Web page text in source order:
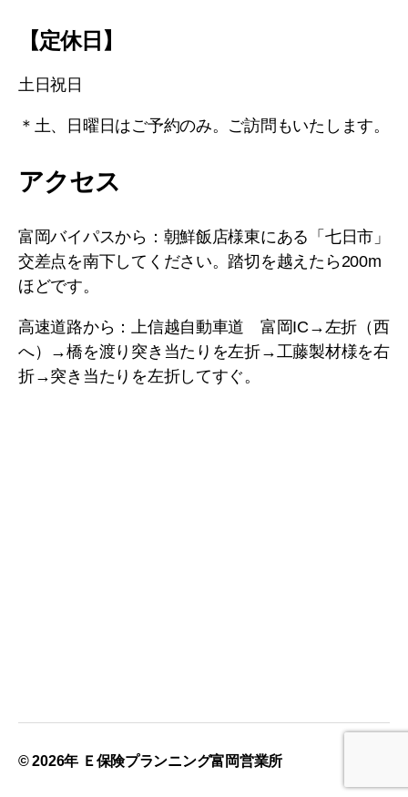
【定休日】
土日祝日
＊土、日曜日はご予約のみ。ご訪問もいたします。
アクセス
富岡バイパスから：朝鮮飯店様東にある「七日市」
交差点を南下してください。踏切を越えたら200m
ほどです。
高速道路から：上信越自動車道 富岡IC→左折（西
へ）→橋を渡り突き当たりを左折→工藤製材様を右
折→突き当たりを左折してすぐ。
© 2026年 Ｅ保険プランニング富岡営業所